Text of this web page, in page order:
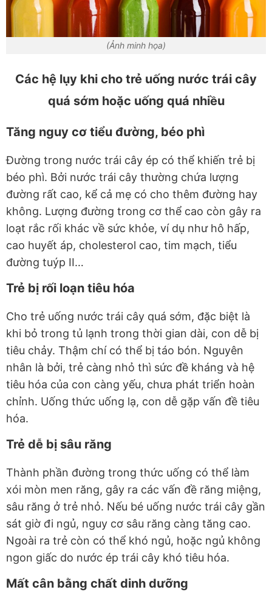
(Ảnh minh họa)
Các hệ lụy khi cho trẻ uống nước trái cây
quá sớm hoặc uống quá nhiều
Tăng nguy cơ tiểu đường, béo phì
Đường trong nước trái cây ép có thể khiến trẻ bị
béo phì. Bởi nước trái cây thường chứa lượng
đường rất cao, kể cả mẹ có cho thêm đường hay
không. Lượng đường trong cơ thể cao còn gây ra
loạt rắc rối khác về sức khỏe, ví dụ như hô hấp,
cao huyết áp, cholesterol cao, tim mạch, tiểu
đường tuýp II…
Trẻ bị rối loạn tiêu hóa
Cho trẻ uống nước trái cây quá sớm, đặc biệt là
khi bỏ trong tủ lạnh trong thời gian dài, con dễ bị
tiêu chảy. Thậm chí có thể bị táo bón. Nguyên
nhân là bởi, trẻ càng nhỏ thì sức đề kháng và hệ
tiêu hóa của con càng yếu, chưa phát triển hoàn
chỉnh. Uống thức uống lạ, con dễ gặp vấn đề tiêu
hóa.
Trẻ dễ bị sâu răng
Thành phần đường trong thức uống có thể làm
xói mòn men răng, gây ra các vấn đề răng miệng,
sâu răng ở trẻ nhỏ. Nếu bé uống nước trái cây gần
sát giờ đi ngủ, nguy cơ sâu răng càng tăng cao.
Ngoài ra trẻ còn có thể khó ngủ, hoặc ngủ không
ngon giấc do nước ép trái cây khó tiêu hóa.
Mất cân bằng chất dinh dưỡng